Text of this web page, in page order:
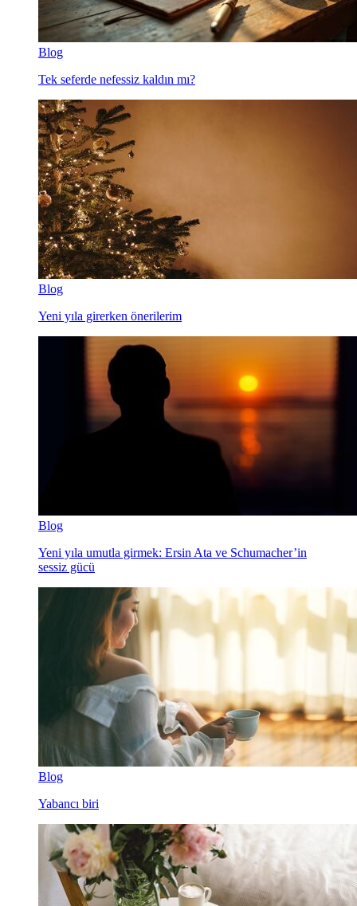
Blog
Tek seferde nefessiz kaldın mı?
Blog
Yeni yıla girerken önerilerim
Blog
Yeni yıla umutla girmek: Ersin Ata ve Schumacher’in
sessiz gücü
Blog
Yabancı biri